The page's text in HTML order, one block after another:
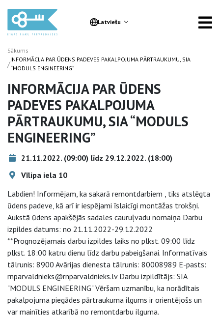
Latviešu
Sākums
/INFORMĀCIJA PAR ŪDENS PADEVES PAKALPOJUMA PĀRTRAUKUMU, SIA
“MODULS ENGINEERING”
INFORMĀCIJA PAR ŪDENS
PADEVES PAKALPOJUMA
PĀRTRAUKUMU, SIA “MODULS
ENGINEERING”
21.11.2022. (09:00) līdz 29.12.2022. (18:00)
Vīlipa iela 10
Labdien! Informējam, ka sakarā remontdarbiem , tiks atslēgta
ūdens padeve, kā arī ir iespējami īslaicīgi montāžas trokšņi.
Aukstā ūdens apakšējās sadales cauruļvadu nomaiņa Darbu
izpildes datums: no 21.11.2022-29.12.2022
**Prognozējamais darbu izpildes laiks no plkst. 09:00 līdz
plkst. 18:00 katru dienu līdz darbu pabeigšanai. Informatīvais
tālrunis: 8900 Avārijas dienesta tālrunis: 80008989 E-pasts:
rnparvaldnieks@rnparvaldnieks.lv Darbu izpildītājs: SIA
"MODULS ENGINEERING" Vēršam uzmanību, ka norādītais
pakalpojuma piegādes pārtraukuma ilgums ir orientējošs un
var mainīties atkarībā no remontdarbu ilguma.